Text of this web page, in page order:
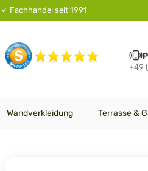
Fachhandel seit 1991
+49
Wandverkleidung Terrasse &